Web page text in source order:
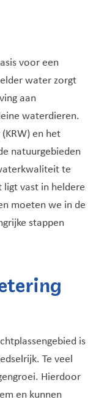
voor een
water zorgt
aan
waterdieren.
en het
natuurgebieden
te
ligt vast in heldere
moeten we in de
stappen
is
Te veel
Hierdoor
en kunnen